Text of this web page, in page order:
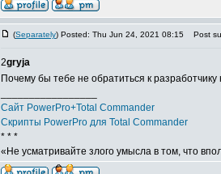
(Separately) Posted: Thu Jun 24, 2021 08:15 Post
2gryja
Почему бы тебе не обратиться к
Сайт PowerPro+Total Commander
Скрипты PowerPro для Total Commander
* * *
«Не усматривайте злого умысла в том, что